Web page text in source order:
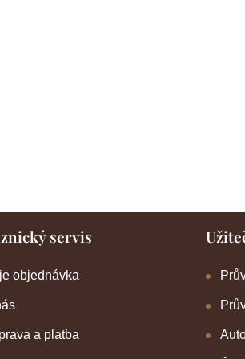
servis
objednávka
a platba